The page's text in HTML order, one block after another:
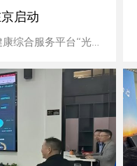
启动
4 月 30 日上午 10 时，新质态大健康综合服务平台“光谷康服·嫦娥家”在北京全国人大会议厅举行筹建工作的启动典礼。...